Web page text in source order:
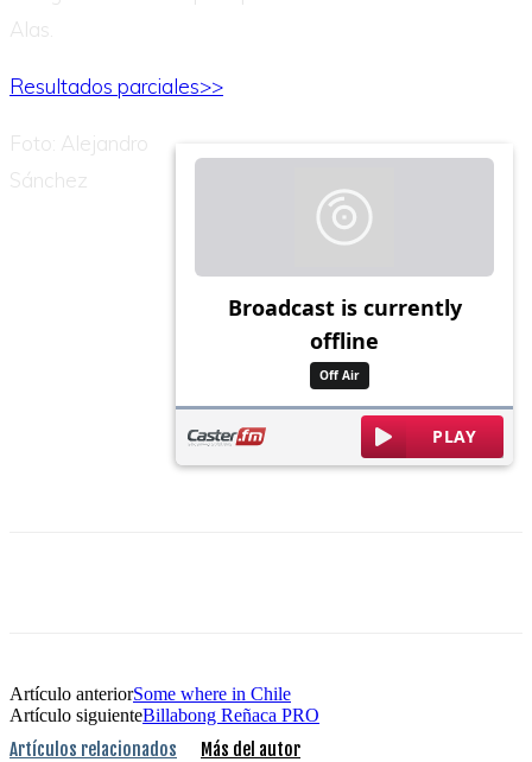
Alas.
Resultados parciales>>
Foto: Alejandro
Sánchez
Artículo anteriorSome where in Chile
Artículo siguienteBillabong Reñaca PRO
Artículos relacionados Más del autor